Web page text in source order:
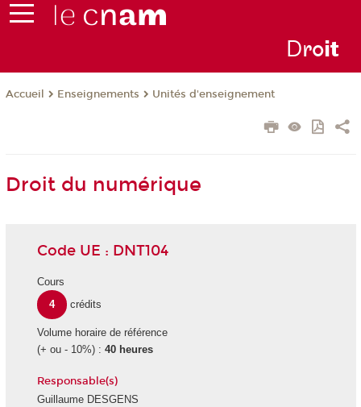
Droit
Accueil Enseignements Unités d'enseignement
Droit du numérique
Code UE : DNT104
Cours
4
crédits
Volume horaire de référence
(+ ou - 10%) : 40 heures
Responsable(s)
Guillaume DESGENS